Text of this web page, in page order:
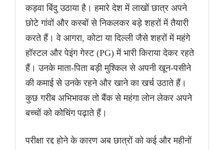
कड़वा बिंदु उठाया है। हमारे देश में लाखों छात्र अपने
छोटे गांवों और कस्बों से निकलकर बड़े शहरों में तैयारी
करते हैं। वे आगरा, कोटा या दिल्ली जैसे शहरों में महंगे
हॉस्टल और पेइंग गेस्ट (PG) में भारी किराया देकर रहते
हैं। उनके माता-पिता बड़ी मुश्किल से अपनी खून-पसीने
की कमाई से उनके रहने और खाने का खर्च उठाते हैं।
कुछ गरीब अभिभावक तो बैंक से महंगा लोन लेकर अपने
बच्चों को कोचिंग पढ़ाते हैं।
परीक्षा रद्द होने के कारण अब छात्रों को कई और महीनों